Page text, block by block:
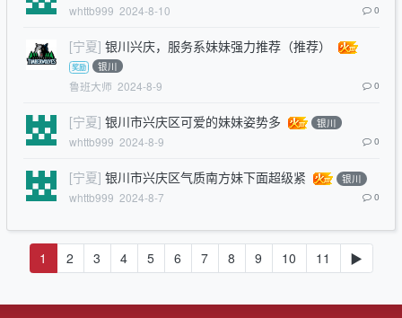
whttb999 2024-8-10 0
[宁夏] 银川兴庆，服务系妹妹强力推荐（推荐）
银川
鲁班大师 2024-8-9 0
[宁夏] 银川市兴庆区可爱的妹妹姿势多 银川
whttb999 2024-8-9 0
[宁夏] 银川市兴庆区气质南方妹下面超级紧 银川
whttb999 2024-8-7 0
1 2 3 4 5 6 7 8 9 10 11 ▶